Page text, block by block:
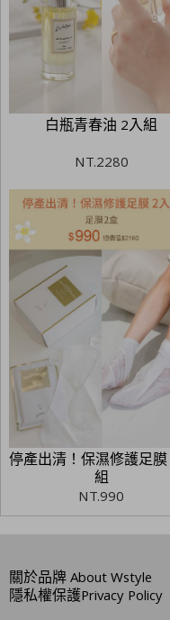
白瓶青春油 2入組
NT.2280
停產出清！保濕修護足
組
NT.990
關於品牌About Wstyle
隱私權保護Privacy Policy